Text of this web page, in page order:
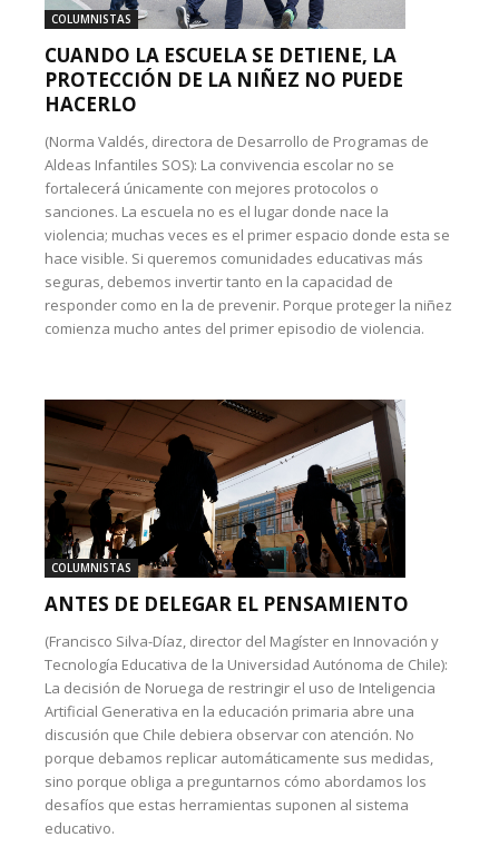
COLUMNISTAS
CUANDO LA ESCUELA SE DETIENE, LA
PROTECCIÓN DE LA NIÑEZ NO PUEDE
HACERLO
(Norma Valdés, directora de Desarrollo de Programas de
Aldeas Infantiles SOS): La convivencia escolar no se
fortalecerá únicamente con mejores protocolos o
sanciones. La escuela no es el lugar donde nace la
violencia; muchas veces es el primer espacio donde esta se
hace visible. Si queremos comunidades educativas más
seguras, debemos invertir tanto en la capacidad de
responder como en la de prevenir. Porque proteger la niñez
comienza mucho antes del primer episodio de violencia.
COLUMNISTAS
ANTES DE DELEGAR EL PENSAMIENTO
(Francisco Silva-Díaz, director del Magíster en Innovación y
Tecnología Educativa de la Universidad Autónoma de Chile):
La decisión de Noruega de restringir el uso de Inteligencia
Artificial Generativa en la educación primaria abre una
discusión que Chile debiera observar con atención. No
porque debamos replicar automáticamente sus medidas,
sino porque obliga a preguntarnos cómo abordamos los
desafíos que estas herramientas suponen al sistema
educativo.